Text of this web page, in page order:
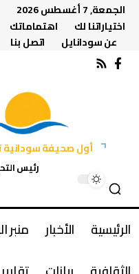
الجمعة, 7 أغسطس 2026
اختياراتنا لك
اهتماماتك
عن سودانايل
اتصل بنا
أول صحيفة سودانية
رئيس
الرئيسية الأخبار منبر